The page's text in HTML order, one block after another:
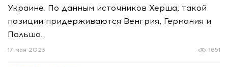
Украине. По данным источников Херша, такой
позиции придерживаются Венгрия, Германия и
Польша.
1651
17 мая 2023